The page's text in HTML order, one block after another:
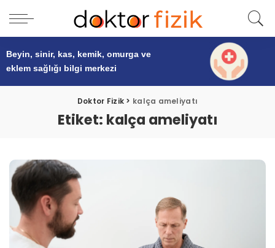
Beyin, sinir, kas, kemik, omurga ve
eklem sağlığı bilgi merkezi
Doktor Fizik > kalça ameliyatı
Etiket: kalça ameliyatı